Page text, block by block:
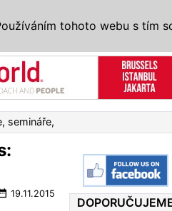
semináře,
19.11.2015
tohoto webu s tím